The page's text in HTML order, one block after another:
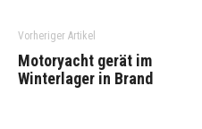
Vorheriger Artikel
Motoryacht gerät im
Winterlager in Brand